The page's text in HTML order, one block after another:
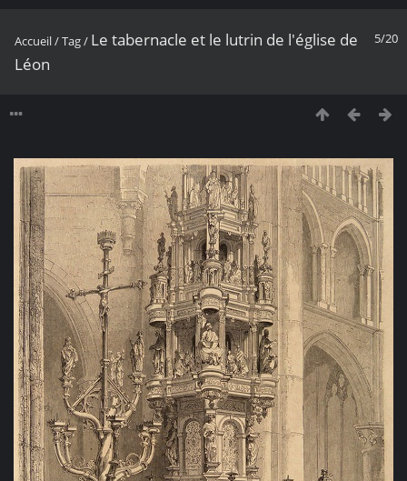
5/20
Accueil/Tag/ Le tabernacle et le lutrin de l'église de
Léon